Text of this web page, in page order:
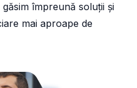
împreună soluții și
mai aproape de